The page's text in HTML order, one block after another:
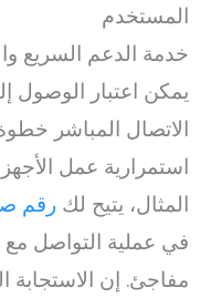
المستخدم
خدمة الدعم السريع
يمكن اعتبار الوصول
الاتصال المباشر
استمرارية عمل
المثال، يتيح لك رقم
في عملية التواصل
مفاجئ. إن الاستجابة